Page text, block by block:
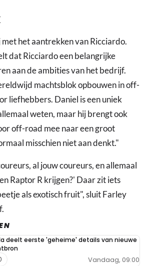
het aantrekken van Ricciardo.
dat Ricciardo een belangrijke
aan de ambities van het bedrijf.
machtsblok opbouwen in off-
liefhebbers. Daniel is een uniek
weten, maar hij brengt ook
off-road mee naar een groot
misschien niet aan denkt."
al jouw coureurs, en allemaal
Raptor R krijgen?' Daar zit iets
als exotisch fruit", sluit Farley
deelt eerste 'geheime' details van nieuwe
Vandaag, 09:00